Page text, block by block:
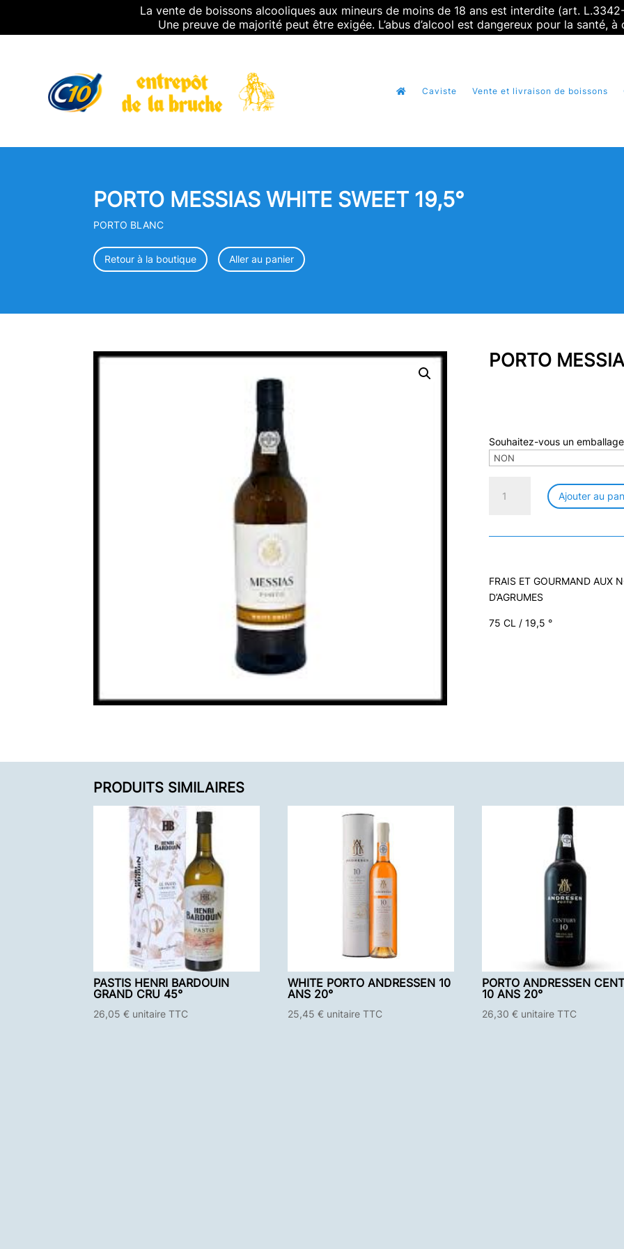
La vente de boissons alcooliques aux mineurs de moins de 18 ans est interdite (art.
Une preuve de majorité peut être exigée. L’abus d’alcool est dangereux pour la santé,
Caviste Vente et livraison de boissons
PORTO MESSIAS WHITE SWEET 19,5°
PORTO BLANC
Retour à la boutique Aller au panier
PORTO
Souhaitez-vous un
19,5°
Ajouter au
FRAIS ET GOURMAND AUX
D’AGRUMES
75 CL / 19,5 °
PRODUITS SIMILAIRES
PASTIS HENRI BARDOUIN
GRAND CRU 45°
26,05€ unitaire TTC
WHITE PORTO ANDRESSEN 10
ANS 20°
25,45€ unitaire TTC
PORTO ANDRESSEN
10 ANS 20°
26,30€ unitaire TTC